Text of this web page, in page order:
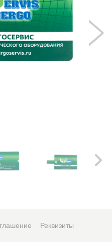
Реквизиты